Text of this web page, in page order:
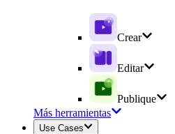
Crear
Editar
Publique
Más herramientas
Use Cases